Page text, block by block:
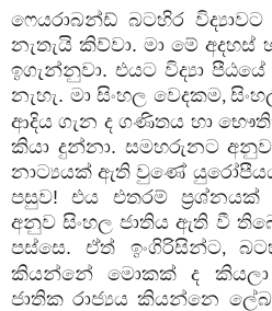
ෆෙයරාබන්ඩ් බටහිර
නැතැයි කිව්වා. මා මේ
ඉගැන්නුවා. එයට විද්‍යා
නැහැ. මා සිංහල වෙදකම,
ආදිය ගැන ද ගණිතය හා
කියා දුන්නා. සමහරුනට අනුව
නාට්‍යයක් ඇති වුණේ
පසුව! එය එතරම්
අනුව සිංහල ජාතිය ඇති වී
පස්සෙ. ඒත් ඉංගිරිසින්ට,
කියන්නේ මොකක් ද කියලා
ජාතික රාජ්‍යය කියන්නෙ